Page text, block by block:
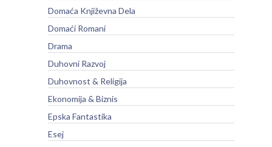
Domaća Književna Dela
Domaći Romani
Drama
Duhovni Razvoj
Duhovnost & Religija
Ekonomija & Biznis
Epska Fantastika
Esej